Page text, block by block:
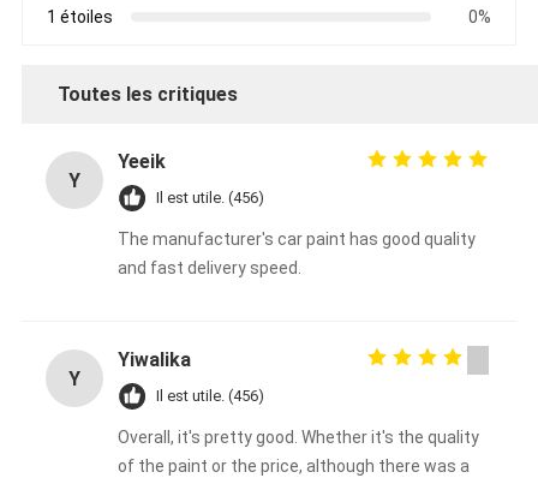
1 étoiles
0%
Toutes les critiques
Y
Yeeik
Il est utile. (456)
The manufacturer's car paint has good quality
and fast delivery speed.
Y
Yiwalika
Il est utile. (456)
Overall, it's pretty good. Whether it's the quality
of the paint or the price, although there was a